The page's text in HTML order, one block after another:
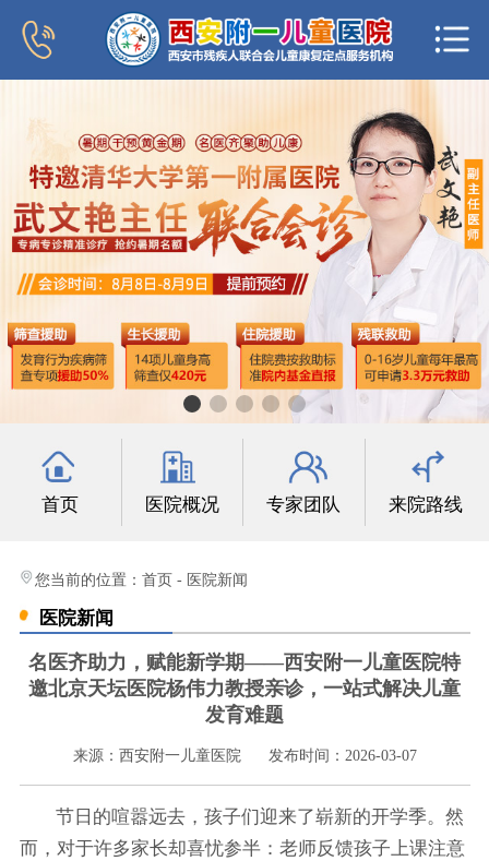
新闻中心
专家团队
科室导航
行为发育科
小儿内分泌科
光影纪实
健康科普
联系我们
首页 医院概况 专家团队 来院路线
您当前的位置： 首页 - 医院新闻
医院新闻
名医齐助力，赋能新学期——西安附一儿童医院特
邀北京天坛医院杨伟力教授亲诊，一站式解决儿童
发育难题
来源：西安附一儿童医院 发布时间：2026-03-07
节日的喧嚣远去，孩子们迎来了崭新的开学季。然
而，对于许多家长却喜忧参半：老师反馈孩子上课注意